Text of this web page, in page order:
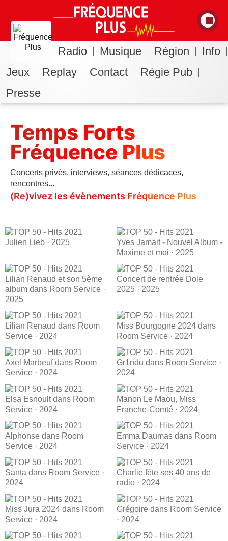
Radio Musique Région
Info
Jeux
Replay Contact
Régie Pub
Presse
Temps Forts
Fréquence Plus
Concerts privés, interviews, séances dédicaces,
rencontres...
(Re)vivez les évènements Fréquence Plus
Julien Lieb · 2025
Yves Jamait - Nouvel Album -
Maxime et moi · 2025
Lilian Renaud et son 5ème
album dans Room Service ·
2025
Concert de rentrée Dole
2025 · 2025
Lilian Renaud dans Room
Service · 2024
Miss Bourgogne 2024 dans
Room Service · 2024
Axel Marbeuf dans Room
Service · 2024
Gr1ndu dans Room Service ·
2024
Elsa Esnoult dans Room
Service · 2024
Manon Le Maou, Miss
Franche-Comté · 2024
Alphonse dans Room
Service · 2024
Emma Daumas dans Room
Service · 2024
Santa dans Room Service ·
2024
Charlie fête ses 40 ans de
radio · 2024
Miss Jura 2024 dans Room
Service · 2024
Grégoire dans Room Service
· 2024